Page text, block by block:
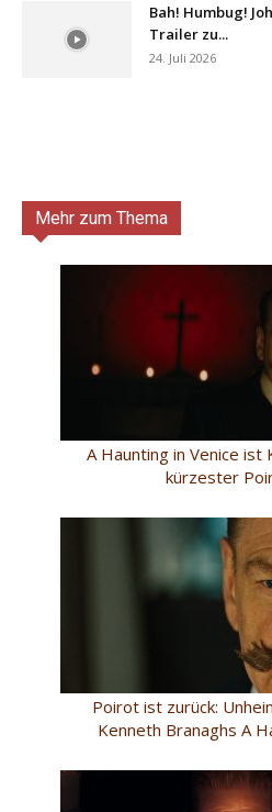
Bah! Humbug!
Trailer zu...
24. Juli 2026
Mehr zum Thema
A Haunting in Venice ist
kürzester
Poirot ist zurück:
Kenneth Branaghs A